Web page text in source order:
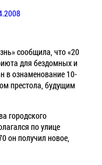
сообщила, что «20
для бездомных и
в ознаменование 10-
престола, будущим
городского
по улице
он получил новое,